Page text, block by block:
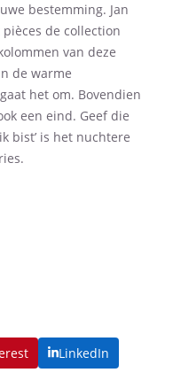
bestemming. Jan
de collection
van deze
de warme
het om. Bovendien
een eind. Geef die
bist’ is het nuchtere
LinkedIn